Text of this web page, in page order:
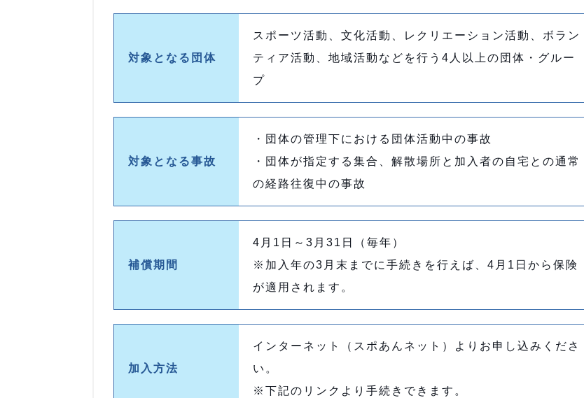
対象となる団体
スポーツ活動、文化活動、レクリエーション活動、ボラン
ティア活動、地域活動などを行う4人以上の団体・グルー
プ
対象となる事故
・団体の管理下における団体活動中の事故
・団体が指定する集合、解散場所と加入者の自宅との通常
の経路往復中の事故
補償期間
4月1日～3月31日（毎年）
※加入年の3月末までに手続きを行えば、4月1日から保険
が適用されます。
加入方法
インターネット（スポあんネット）よりお申し込みくださ
い。
※下記のリンクより手続きできます。